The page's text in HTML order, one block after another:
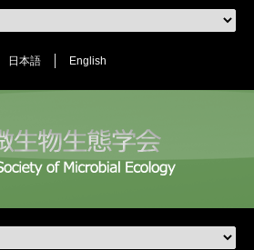
日本語 English